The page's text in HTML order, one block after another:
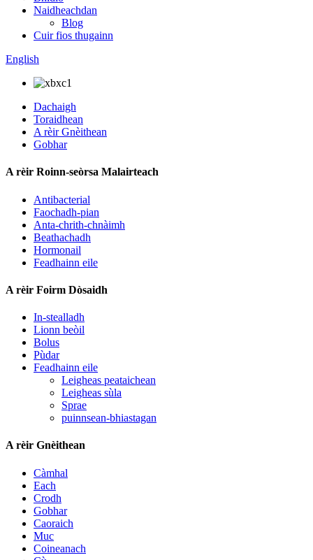
Naidheachdan
Blog
Cuir fios thugainn
English
Dachaigh
Toraidhean
A rèir Gnèithean
Gobhar
A rèir Roinn-seòrsa Malairteach
Antibacterial
Faochadh-pian
Anta-chrith-chnàimh
Beathachadh
Hormonail
Feadhainn eile
A rèir Foirm Dòsaidh
In-stealladh
Lionn beòil
Bolus
Pùdar
Feadhainn eile
Leigheas peataichean
Leigheas sùla
Sprae
puinnsean-bhiastagan
A rèir Gnèithean
Càmhal
Each
Crodh
Gobhar
Caoraich
Muc
Coineanach